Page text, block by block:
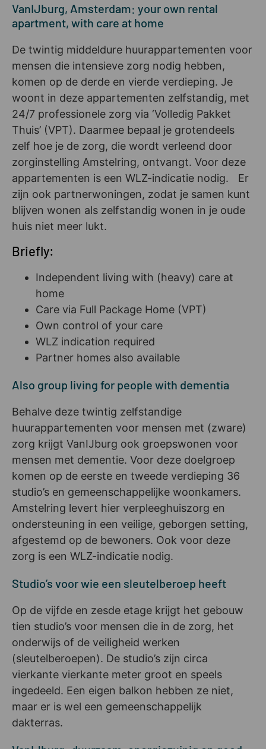
VanIJburg, Amsterdam: your own rental
apartment, with care at home
De twintig middeldure huurappartementen voor
mensen die intensieve zorg nodig hebben,
komen op de derde en vierde verdieping. Je
woont in deze appartementen zelfstandig, met
24/7 professionele zorg via ‘Volledig Pakket
Thuis’ (VPT). Daarmee bepaal je grotendeels
zelf hoe je de zorg, die wordt verleend door
zorginstelling Amstelring, ontvangt. Voor deze
appartementen is een WLZ-indicatie nodig. Er
zijn ook partnerwoningen, zodat je samen kunt
blijven wonen als zelfstandig wonen in je oude
huis niet meer lukt.
Briefly:
Independent living with (heavy) care at
home
Care via Full Package Home (VPT)
Own control of your care
WLZ indication required
Partner homes also available
Also group living for people with dementia
Behalve deze twintig zelfstandige
huurappartementen voor mensen met (zware)
zorg krijgt VanIJburg ook groepswonen voor
mensen met dementie. Voor deze doelgroep
komen op de eerste en tweede verdieping 36
studio’s en gemeenschappelijke woonkamers.
Amstelring levert hier verpleeghuiszorg en
ondersteuning in een veilige, geborgen setting,
afgestemd op de bewoners. Ook voor deze
zorg is een WLZ-indicatie nodig.
Studio’s voor wie een sleutelberoep heeft
Op de vijfde en zesde etage krijgt het gebouw
tien studio’s voor mensen die in de zorg, het
onderwijs of de veiligheid werken
(sleutelberoepen). De studio’s zijn circa
vierkante vierkante meter groot en speels
ingedeeld. Een eigen balkon hebben ze niet,
maar er is wel een gemeenschappelijk
dakterras.